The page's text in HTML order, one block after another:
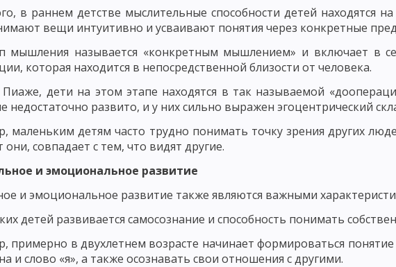
ПЕДАГОГИЧЕСКОГО ОБЩЕНИЯ СТИЛИ ПЕДАГОГИЧЕСКОГО ОБЩЕНИЯ
ПЕДАГОГИЧЕСКОЕ ТВОРЧЕСТВО ХАРАКТЕРИСТИКИ И СВОЙСТВА ТВОРЧЕСКОГО
МАСТЕРСТВА ИСТОРИЯ РАЗВИТИЯ ДИДАКТИКИ
СИСТЕМА УШИНСКОГО
Н. ПИРОГОВ И Б. ГРИНЧЕНКО ИСТОРИЯ РАЗВИТИЯ ДИДАКТИКИ: ДИСТЕРВЕГ И
УЧЕБНИК И РУКОВОДСТВО ОСНОВНЫЕ ТЕНДЕНЦИИ НАЦИОНАЛЬНОЙ СИСТЕМЫ
ПРИЗНАКИ УЧЕБНОГО ПРОЦЕССА ОСНОВНЫЕ КРИТЕРИИ УЧЕБНОГО ПРОЦЕССА
в раннем детстве мыслительные способности детей находятся
вещи интуитивно и усваивают понятия через конкретные
мышления называется «конкретным мышлением» и включает в
которая находится в непосредственной близости от человека.
Пиаже, дети на этом этапе находятся в так называемой
недостаточно развито, и у них сильно выражен эгоцентрический
маленьким детям часто трудно понимать точку зрения других
они, совпадает с тем, что видят другие.
и эмоциональное развитие
и эмоциональное развитие также являются важными
детей развивается самосознание и способность понимать
примерно в двухлетнем возрасте начинает формироваться
и слово «я», а также осознавать свои отношения с другими.